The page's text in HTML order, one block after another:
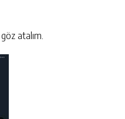
atalım.